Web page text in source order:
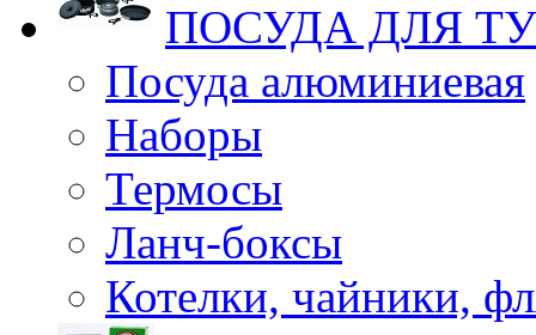
ПОСУДА ДЛЯ
Посуда алюминиевая
Наборы
Термосы
Ланч-боксы
Котелки, чайники,